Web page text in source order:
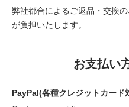
弊社都合によるご返品・交換
が負担いたします。
お支払い
PayPal(各種クレジットカード